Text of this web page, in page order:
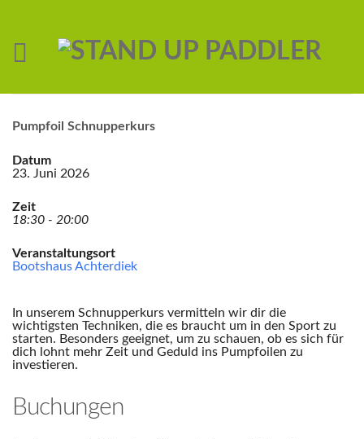
Pumpfoil Schnupperkurs
Datum
23. Juni 2026
Zeit
18:30 - 20:00
Veranstaltungsort
Bootshaus Achterdiek
In unserem Schnupperkurs vermitteln wir dir die
wichtigsten Techniken, die es braucht um in den Sport zu
starten. Besonders geeignet, um zu schauen, ob es sich für
dich lohnt mehr Zeit und Geduld ins Pumpfoilen zu
investieren.
Buchungen